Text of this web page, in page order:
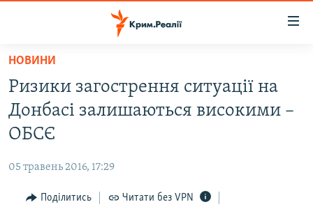
Перейти
основного
матеріалу
Перейти
до
основної
навігації
Перейти
ВОДА.КРИМ
ВІДЕО ТА ФОТО
БЛОГИ
ПОГЛЯД
НОВИНИ
Ризики загострення ситуації на
Донбасі залишаються високими –
ОБСЄ
05 травень 2016, 17:29
Поділитись Читати без VPN